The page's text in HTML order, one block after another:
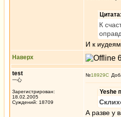
Цитата:
К
И к
Наверх
test
一心
Зарегистрирован:
18.02.2005
Суждений: 18709
№18929
Yeshe
А разве у